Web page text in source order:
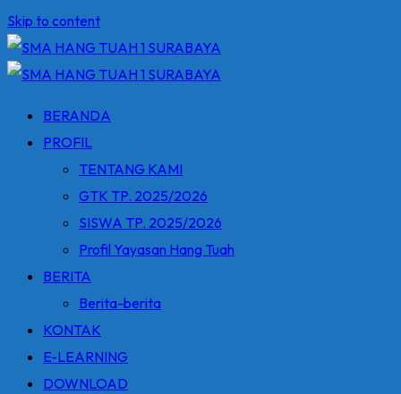
Skip to content
BERANDA
PROFIL
TENTANG KAMI
GTK TP. 2025/2026
SISWA TP. 2025/2026
Profil Yayasan Hang Tuah
BERITA
Berita-berita
KONTAK
E-LEARNING
DOWNLOAD